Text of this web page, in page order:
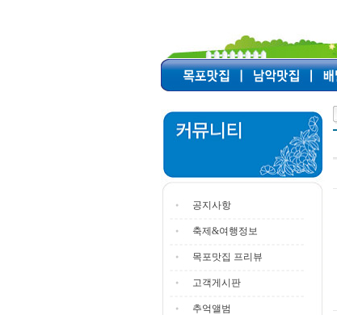
공지사항
축제&여행정보
목포맛집 프리뷰
고객게시판
추억앨범